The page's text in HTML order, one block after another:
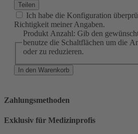
Teilen
Ich habe die Konfiguration
Richtigkeit meiner Angaben.
Produkt Anzahl: Gib den
benutze die Schaltflächen um die
oder zu reduzieren.
In den Warenkorb
Zahlungsmethoden
Exklusiv für Medizinprofis